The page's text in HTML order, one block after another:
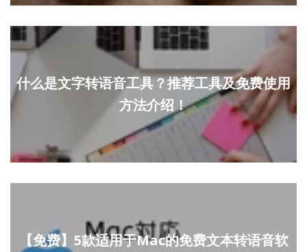
什么是文字转语音工具？推荐工具及免费使用
方法介绍！
【免费】5款适用于Mac的免费文本转语音软